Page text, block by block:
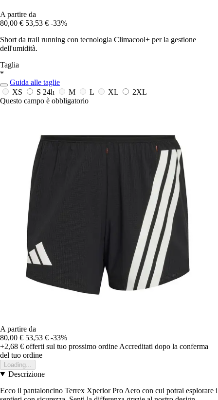
A partire da
80,00 € 53,53 € -33%
Short da trail running con tecnologia Climacool+ per la gestione
dell'umidità.
Taglia
*
Guida alle taglie
XS
S 24h M L XL
2XL
Questo campo è obbligatorio
A partire da
80,00 € 53,53 € -33%
+2,68 € offerti sul tuo prossimo ordine Accreditati dopo la conferma
del tuo ordine
Loading...
Descrizione
Ecco il pantaloncino Terrex Xperior Pro Aero con cui potrai esplorare i